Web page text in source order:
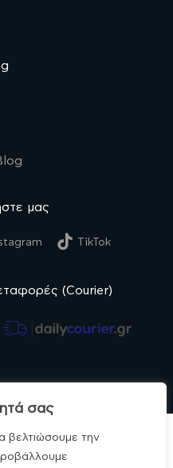
σας
βελτιώσουμε την
μας
TikTok
(Courier)